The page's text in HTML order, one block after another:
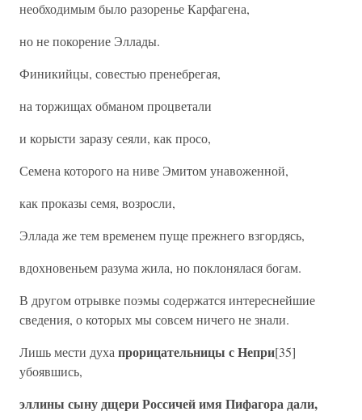
необходимым было разоренье Карфагена,
но не покорение Эллады.
Финикийцы, совестью пренебрегая,
на торжищах обманом процветали
и корысти заразу сеяли, как просо,
Семена которого на ниве Эмитом унавоженной,
как проказы семя, возросли,
Эллада же тем временем пуще прежнего взгордясь,
вдохновеньем разума жила, но поклонялася богам.
В другом отрывке поэмы содержатся интереснейшие
сведения, о которых мы совсем ничего не знали.
Лишь мести духа прорицательницы с Непри[35]
убоявшись,
эллины сыну дщери Россичей имя Пифагора дали,